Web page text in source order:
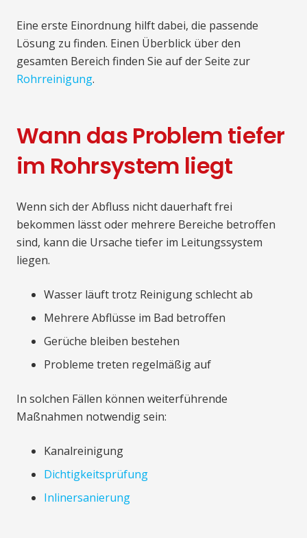
Eine erste Einordnung hilft dabei, die passende
Lösung zu finden. Einen Überblick über den
gesamten Bereich finden Sie auf der Seite zur
Rohrreinigung.
Wann das Problem tiefer
im Rohrsystem liegt
Wenn sich der Abfluss nicht dauerhaft frei
bekommen lässt oder mehrere Bereiche betroffen
sind, kann die Ursache tiefer im Leitungssystem
liegen.
Wasser läuft trotz Reinigung schlecht ab
Mehrere Abflüsse im Bad betroffen
Gerüche bleiben bestehen
Probleme treten regelmäßig auf
In solchen Fällen können weiterführende
Maßnahmen notwendig sein:
Kanalreinigung
Dichtigkeitsprüfung
Inlinersanierung